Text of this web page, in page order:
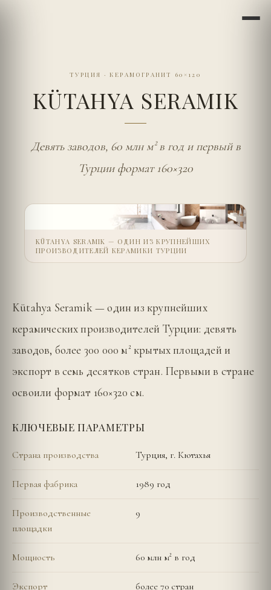
ТУРЦИЯ · КЕРАМОГРАНИТ 60×120
KÜTAHYA SERAMIK
Девять заводов, 60 млн м² в год и первый в
Турции формат 160×320
KÜTAHYA SERAMIK — ОДИН ИЗ КРУПНЕЙШИХ
ПРОИЗВОДИТЕЛЕЙ КЕРАМИКИ ТУРЦИИ
Kütahya Seramik — один из крупнейших
керамических производителей Турции: девять
заводов, более 300 000 м² крытых площадей и
экспорт в семь десятков стран. Первыми в стране
освоили формат 160×320 см.
КЛЮЧЕВЫЕ ПАРАМЕТРЫ
Страна производства Турция, г. Кютахья
Первая фабрика 1989 год
Производственные
площадки
9
Мощность 60 млн м² в год
Экспорт более 70 стран